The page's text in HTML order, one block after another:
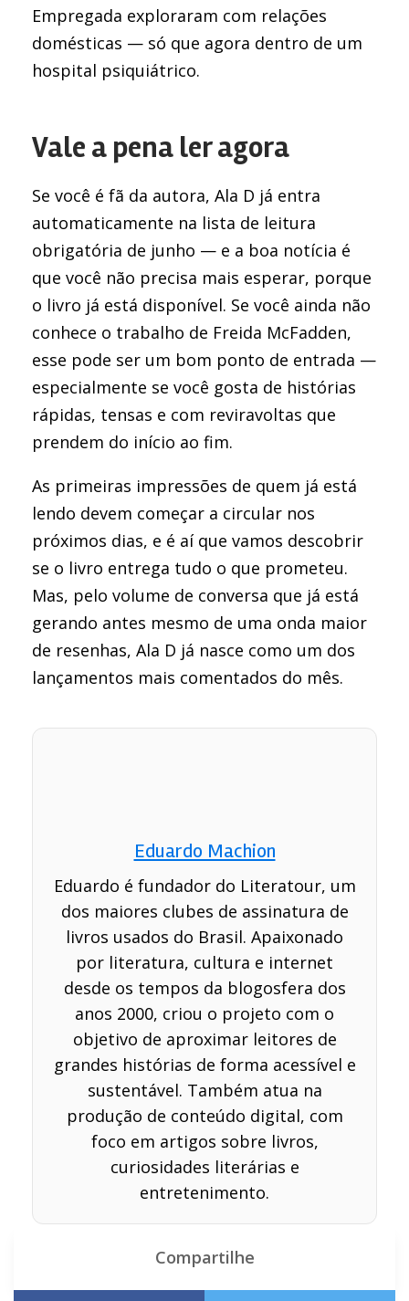
Empregada exploraram com relações
domésticas — só que agora dentro de um
hospital psiquiátrico.
Vale a pena ler agora
Se você é fã da autora, Ala D já entra
automaticamente na lista de leitura
obrigatória de junho — e a boa notícia é
que você não precisa mais esperar, porque
o livro já está disponível. Se você ainda não
conhece o trabalho de Freida McFadden,
esse pode ser um bom ponto de entrada —
especialmente se você gosta de histórias
rápidas, tensas e com reviravoltas que
prendem do início ao fim.
As primeiras impressões de quem já está
lendo devem começar a circular nos
próximos dias, e é aí que vamos descobrir
se o livro entrega tudo o que prometeu.
Mas, pelo volume de conversa que já está
gerando antes mesmo de uma onda maior
de resenhas, Ala D já nasce como um dos
lançamentos mais comentados do mês.
Eduardo Machion
Eduardo é fundador do Literatour, um
dos maiores clubes de assinatura de
livros usados do Brasil. Apaixonado
por literatura, cultura e internet
desde os tempos da blogosfera dos
anos 2000, criou o projeto com o
objetivo de aproximar leitores de
grandes histórias de forma acessível e
sustentável. Também atua na
produção de conteúdo digital, com
foco em artigos sobre livros,
curiosidades literárias e
entretenimento.
Compartilhe